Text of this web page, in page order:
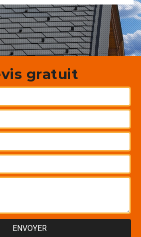
gratuit